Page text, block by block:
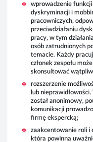
wprowadzenie funkcji
dyskryminacji i
pracowniczych,
przeciwdziałaniu
pracy, w tym
osób zatrudnionych
temacie. Każdy
członek zespołu
skonsultować
rozszerzenie
lub
został anonimowy,
komunikacji
firmę ekspercką;
zaakcentowanie roli i
która powinna